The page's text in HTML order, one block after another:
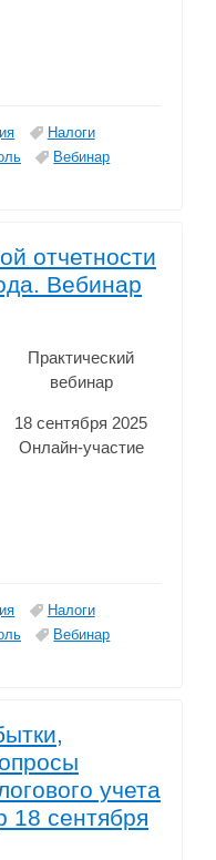
Налоги
Вебинар
отчетности
Вебинар
Практический
вебинар
18 сентября 2025
Онлайн-участие
Налоги
Вебинар
учета
18 сентября